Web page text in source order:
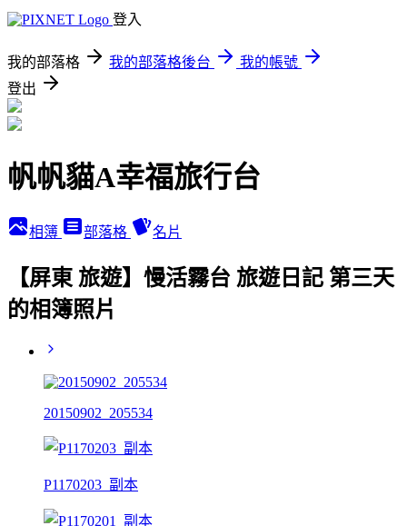
登入
我的部落格 我的部落格後台
我的帳號
登出
帆帆貓A幸福旅行台
相簿 部落格 名片
【屏東 旅遊】慢活霧台 旅遊日記 第三天
的相簿照片
20150902_205534
P1170203_副本